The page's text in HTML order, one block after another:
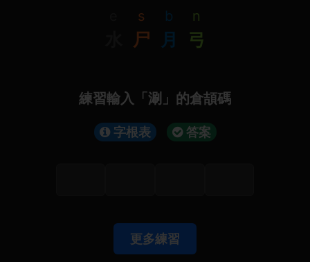
s
尸
b
月
n
弓
練習輸入「涮」的倉頡碼
字根表 答案
更多練習